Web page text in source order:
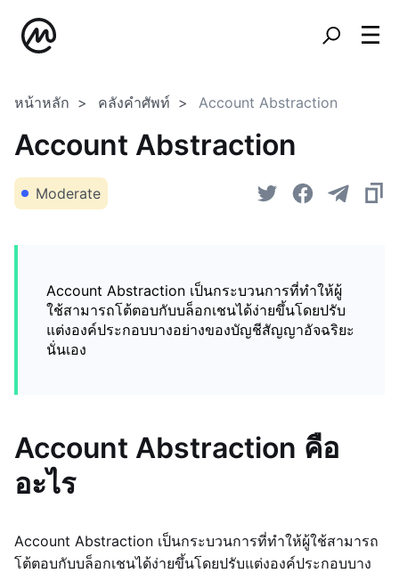
หน้าหลัก คลังคำศัพท์ Account Abstraction
Account Abstraction
Moderate
Account Abstraction เป็นกระบวนการที่ทำให้ผู้
ใช้สามารถโต้ตอบกับบล็อกเชนได้ง่ายขึ้นโดยปรับ
แต่งองค์ประกอบบางอย่างของบัญชีสัญญาอัจฉริยะ
นั่นเอง
Account Abstraction คือ
อะไร
Account Abstraction เป็นกระบวนการที่ทำให้ผู้ใช้สามารถ
โต้ตอบกับบล็อกเชนได้ง่ายขึ้นโดยปรับแต่งองค์ประกอบบาง